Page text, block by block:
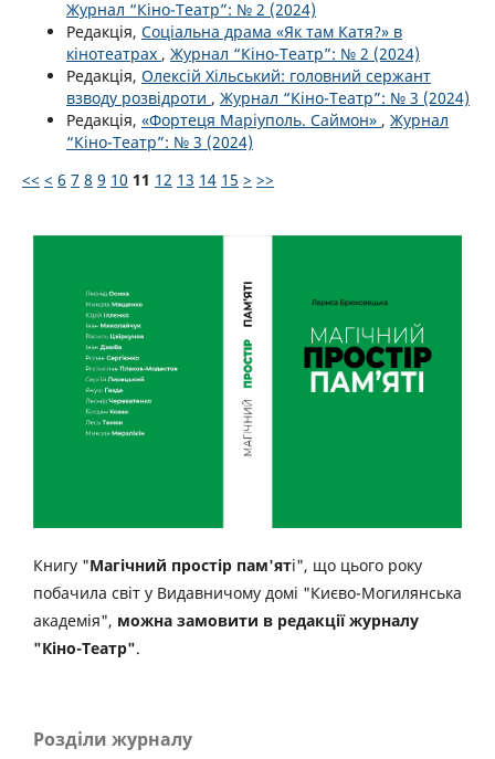
Журнал “Кіно-Театр”: № 2 (2024)
Редакція, Соціальна драма «Як там Катя?» в
кінотеатрах , Журнал “Кіно-Театр”: № 2 (2024)
Редакція, Олексій Хільський: головний сержант
взводу розвідроти , Журнал “Кіно-Театр”: № 3 (2024)
Редакція, «Фортеця Маріуполь. Саймон» , Журнал
“Кіно-Театр”: № 3 (2024)
<< < 6 7 8 9 10 11 12 13 14 15 > >>
Книгу "Магічний простір пам'яті", що цього року
побачила світ у Видавничому домі "Києво-Могилянська
академія", можна замовити в редакції журналу
"Кіно-Театр".
Розділи журналу